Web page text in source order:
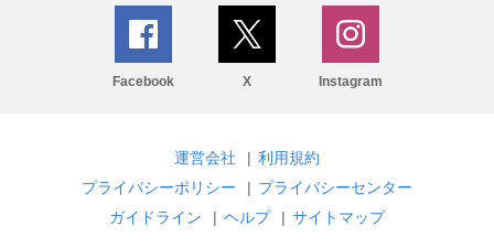
Facebook X Instagram
運営会社 | 利用規約
プライバシーポリシー
| プライバシーセンター
ガイドライン
| ヘルプ | サイトマップ